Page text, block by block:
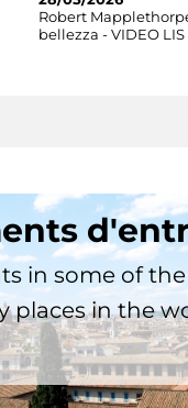
Robert
bellezza - VIDEO
in some of
places in the